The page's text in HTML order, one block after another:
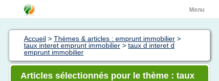
Menu
Accueil > Thèmes & articles : emprunt immobilier >
taux interet emprunt immobilier > taux d interet d
emprunt immobilier
Articles sélectionnés pour le thème : taux